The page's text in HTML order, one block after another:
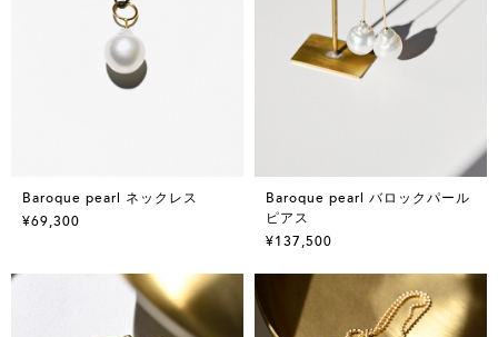
Baroque pearl ネックレス
¥69,300
Baroque pearl バロックパール
ピアス
¥137,500